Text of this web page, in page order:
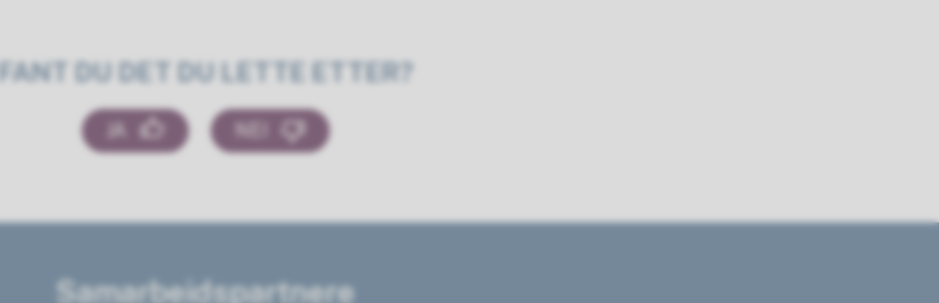
FANT DU DET DU LETTE ETTER?
JA NEI
Samarbeidspartnere